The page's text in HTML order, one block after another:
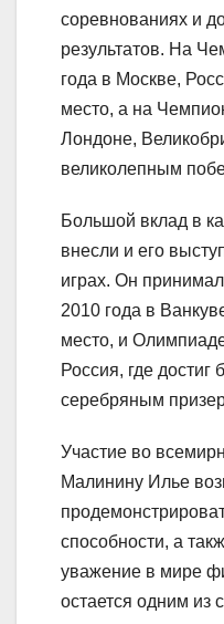
соревнованиях и
результатов. На
года в Москве,
место, а на
Лондоне,
великолепным
Большой вклад в
внесли и его
играх. Он
2010 года в
место, и
Россия, где достиг
серебряным
Участие во
Малинину Илье
способности, а
уважение в мире
остается одним из